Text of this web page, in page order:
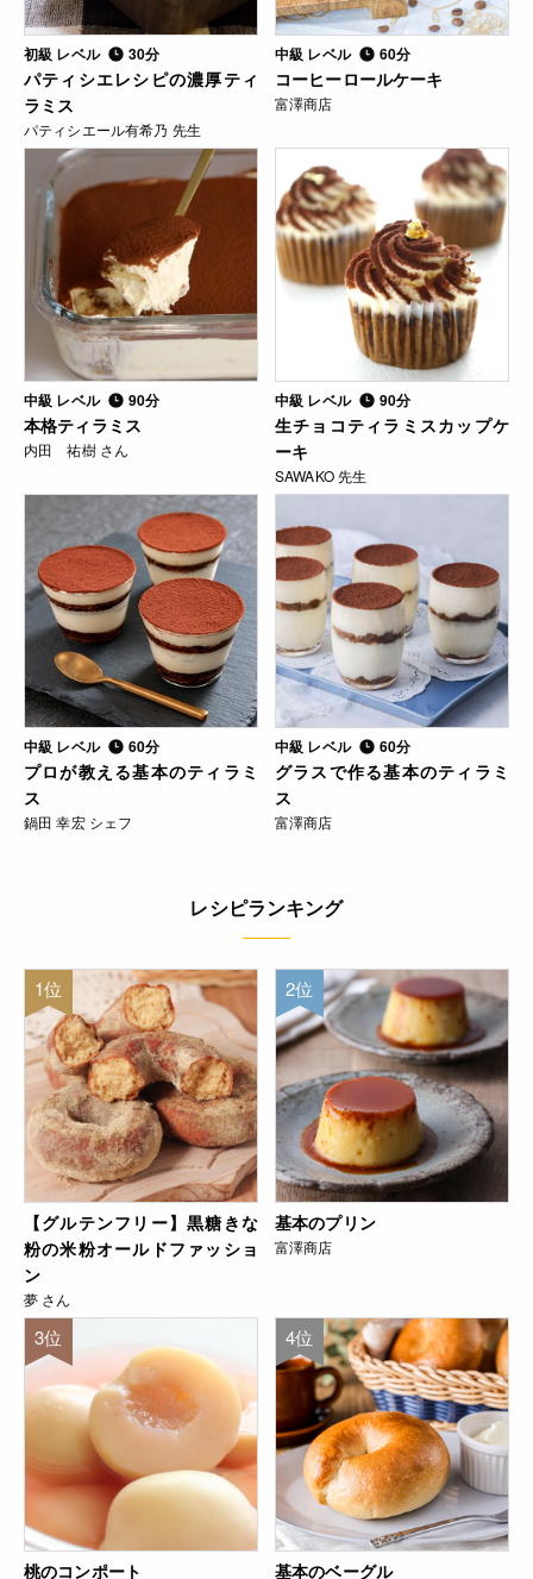
初級 レベル 30分
パティシエレシピの濃厚ティ
ラミス
パティシエール有希乃 先生
中級 レベル 60分
コーヒーロールケーキ
富澤商店
中級 レベル 90分
本格ティラミス
内田 祐樹 さん
中級 レベル 90分
生チョコティラミスカップケ
ーキ
SAWAKO 先生
中級 レベル 60分
プロが教える基本のティラミ
ス
鍋田 幸宏 シェフ
中級 レベル 60分
グラスで作る基本のティラミ
ス
富澤商店
レシピランキング
1位
【グルテンフリー】黒糖きな
粉の米粉オールドファッショ
ン
夢 さん
2位
基本のプリン
富澤商店
3位
桃のコンポート
4位
基本のベーグル